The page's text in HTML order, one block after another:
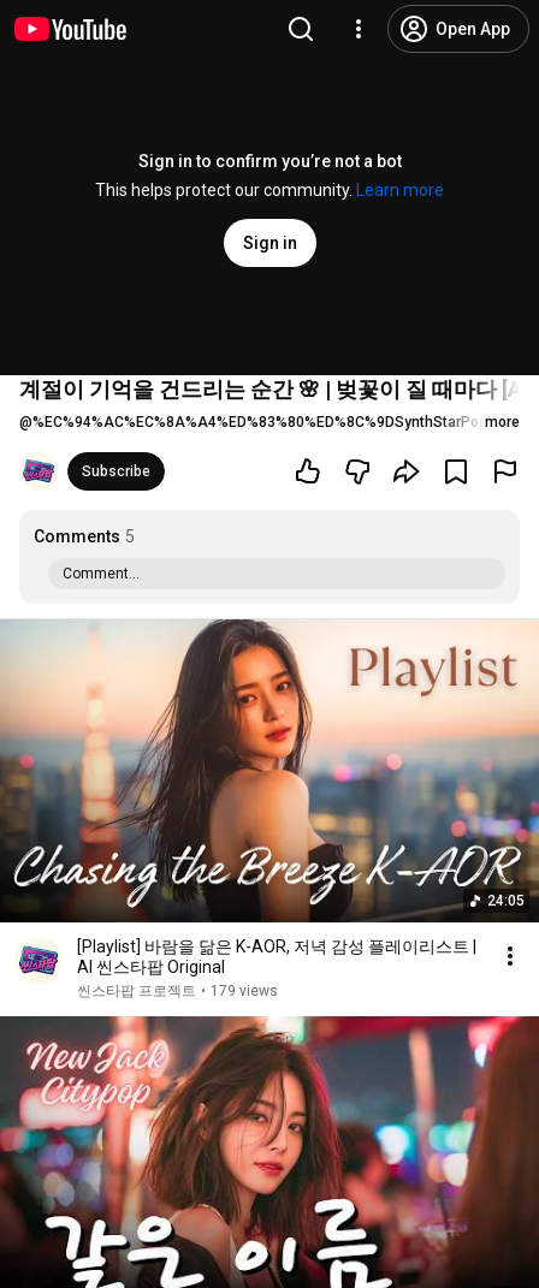
Open App
Sign in to confirm you’re not a bot
This helps protect our community.
Learn more
Sign in
계절이 기억을 건드리는 순간 🌸 | 벚꽃이 질 때마다
@%EC%94%AC%EC%8A%A4%ED%83%80%ED%8C%9DSynthStarPop 6 likes
more
Subscribe
Comments 5
Comment...
24:05
[Playlist] 바람을 닮은 K-AOR, 저녁 감성 플레이리스트 |
AI 씬스타팝 Original
씬스타팝 프로젝트 • 179 views